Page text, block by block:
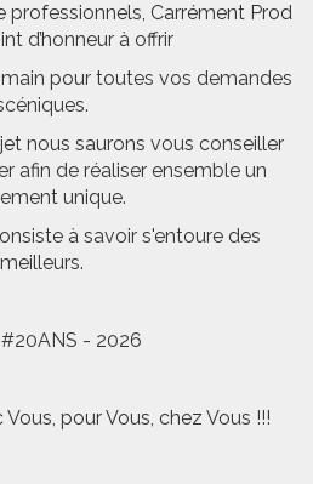
professionnels, Carrément Prod
d’honneur à offrir
pour toutes vos demandes
nous saurons vous conseiller
afin de réaliser ensemble un
unique.
à savoir s'entoure des
meilleurs.
- 2026
pour Vous, chez Vous !!!